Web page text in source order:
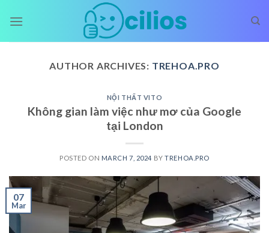
AUTHOR ARCHIVES: TREHOA.PRO
NỘI THẤT VITO
Không gian làm việc như mơ của Google
tại London
POSTED ON MARCH 7, 2024 BYTREHOA.PRO
07
Mar